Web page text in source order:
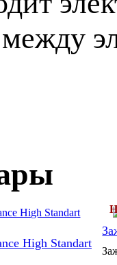
High Standart